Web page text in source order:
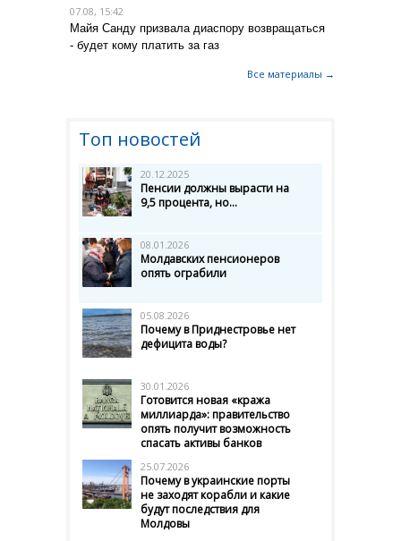
07.08, 15:42
Майя Санду призвала диаспору возвращаться
- будет кому платить за газ
Все материалы →
Топ новостей
20.12.2025
Пенсии должны вырасти на
9,5 процента, но...
08.01.2026
Молдавских пенсионеров
опять ограбили
05.08.2026
Почему в Приднестровье нет
дефицита воды?
30.01.2026
Готовится новая «кража
миллиарда»: правительство
опять получит возможность
спасать активы банков
25.07.2026
Почему в украинские порты
не заходят корабли и какие
будут последствия для
Молдовы